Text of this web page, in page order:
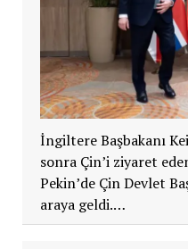
İngiltere Başbakanı
sonra Çin’i ziyaret
Pekin’de Çin Devlet
araya geldi.…